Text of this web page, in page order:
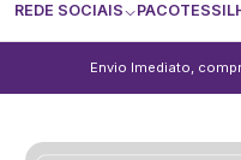
REDE SOCIAIS PACOTES
Envio Imediato,